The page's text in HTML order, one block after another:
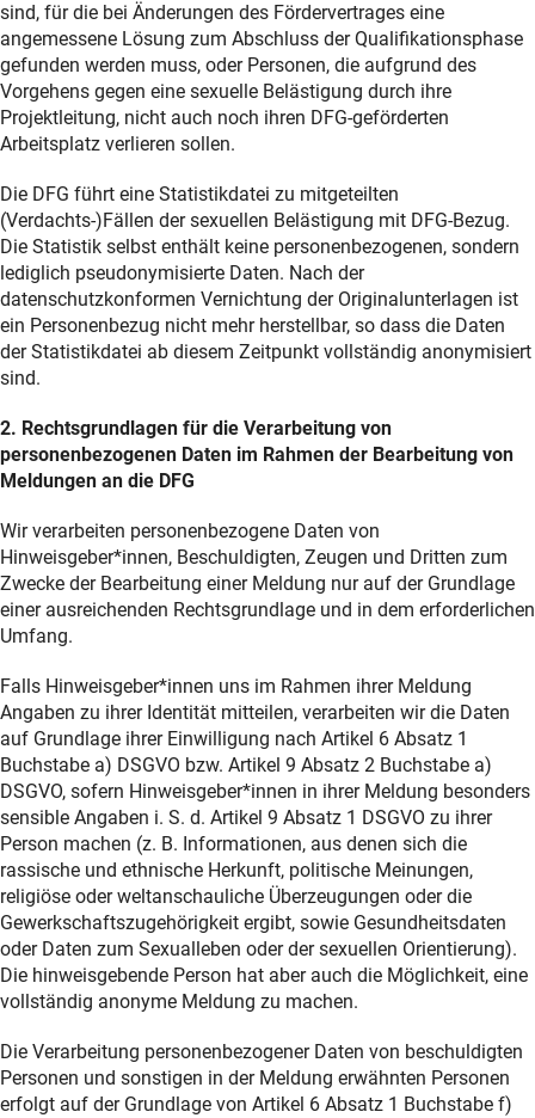
sind, für die bei Änderungen des Fördervertrages eine
angemessene Lösung zum Abschluss der Qualifikationsphase
gefunden werden muss, oder Personen, die aufgrund des
Vorgehens gegen eine sexuelle Belästigung durch ihre
Projektleitung, nicht auch noch ihren DFG-geförderten
Arbeitsplatz verlieren sollen.
Die DFG führt eine Statistikdatei zu mitgeteilten
(Verdachts-)Fällen der sexuellen Belästigung mit DFG-Bezug.
Die Statistik selbst enthält keine personenbezogenen, sondern
lediglich pseudonymisierte Daten. Nach der
datenschutzkonformen Vernichtung der Originalunterlagen ist
ein Personenbezug nicht mehr herstellbar, so dass die Daten
der Statistikdatei ab diesem Zeitpunkt vollständig anonymisiert
sind.
2. Rechtsgrundlagen für die Verarbeitung von
personenbezogenen Daten im Rahmen der Bearbeitung von
Meldungen an die DFG
Wir verarbeiten personenbezogene Daten von
Hinweisgeber*innen, Beschuldigten, Zeugen und Dritten zum
Zwecke der Bearbeitung einer Meldung nur auf der Grundlage
einer ausreichenden Rechtsgrundlage und in dem erforderlichen
Umfang.
Falls Hinweisgeber*innen uns im Rahmen ihrer Meldung
Angaben zu ihrer Identität mitteilen, verarbeiten wir die Daten
auf Grundlage ihrer Einwilligung nach Artikel 6 Absatz 1
Buchstabe a) DSGVO bzw. Artikel 9 Absatz 2 Buchstabe a)
DSGVO, sofern Hinweisgeber*innen in ihrer Meldung besonders
sensible Angaben i. S. d. Artikel 9 Absatz 1 DSGVO zu ihrer
Person machen (z. B. Informationen, aus denen sich die
rassische und ethnische Herkunft, politische Meinungen,
religiöse oder weltanschauliche Überzeugungen oder die
Gewerkschaftszugehörigkeit ergibt, sowie Gesundheitsdaten
oder Daten zum Sexualleben oder der sexuellen Orientierung).
Die hinweisgebende Person hat aber auch die Möglichkeit, eine
vollständig anonyme Meldung zu machen.
Die Verarbeitung personenbezogener Daten von beschuldigten
Personen und sonstigen in der Meldung erwähnten Personen
erfolgt auf der Grundlage von Artikel 6 Absatz 1 Buchstabe f)